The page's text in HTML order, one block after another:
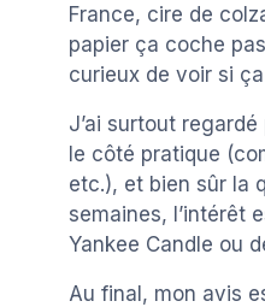
France, cire de
papier ça coche
curieux de voir si
J’ai surtout
le côté pratique
etc.), et bien sûr la
semaines, l’intérêt
Yankee Candle ou
Au final, mon avis